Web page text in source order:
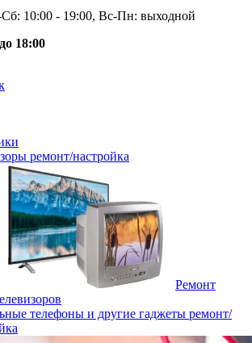
10:00 - 19:00, Вс-Пн: выходной
до 18:00
ремонт/настройка
Ремонт
телефоны и другие гаджеты ремонт/